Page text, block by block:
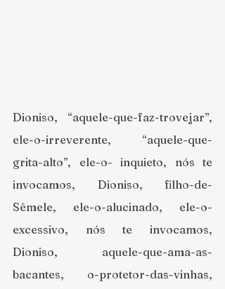
Dioniso, “aquele-que-faz-trovejar”,
ele-o-irreverente, “aquele-que-
grita-alto”, ele-o- inquieto, nós te
invocamos, Dioniso, filho-de-
Sêmele, ele-o-alucinado, ele-o-
excessivo, nós te invocamos,
Dioniso, aquele-que-ama-as-
bacantes, o-protetor-das-vinhas,